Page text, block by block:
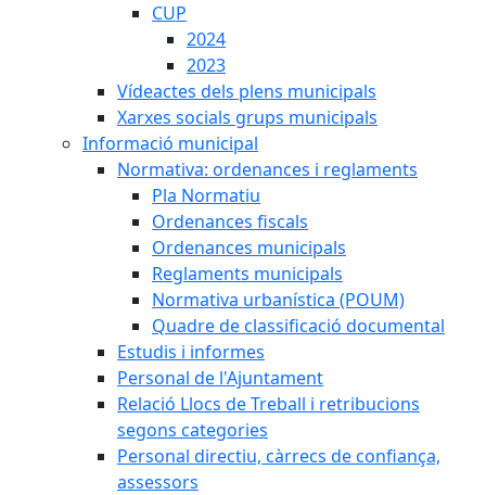
CUP
2024
2023
Vídeactes dels plens municipals
Xarxes socials grups municipals
Informació municipal
Normativa: ordenances i reglaments
Pla Normatiu
Ordenances fiscals
Ordenances municipals
Reglaments municipals
Normativa urbanística (POUM)
Quadre de classificació documental
Estudis i informes
Personal de l'Ajuntament
Relació Llocs de Treball i retribucions
segons categories
Personal directiu, càrrecs de confiança,
assessors